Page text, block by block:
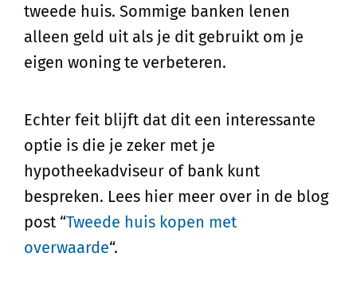
tweede huis. Sommige banken lenen
alleen geld uit als je dit gebruikt om je
eigen woning te verbeteren.
Echter feit blijft dat dit een interessante
optie is die je zeker met je
hypotheekadviseur of bank kunt
bespreken. Lees hier meer over in de blog
post “Tweede huis kopen met
overwaarde“.